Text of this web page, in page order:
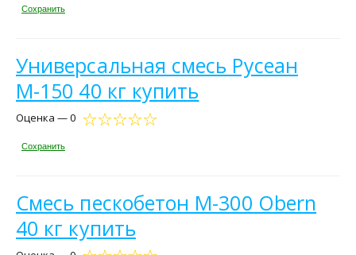
Сохранить
Универсальная смесь Русеан
М-150 40 кг купить
Оценка — 0
Сохранить
Смесь пескобетон М-300 Obern
40 кг купить